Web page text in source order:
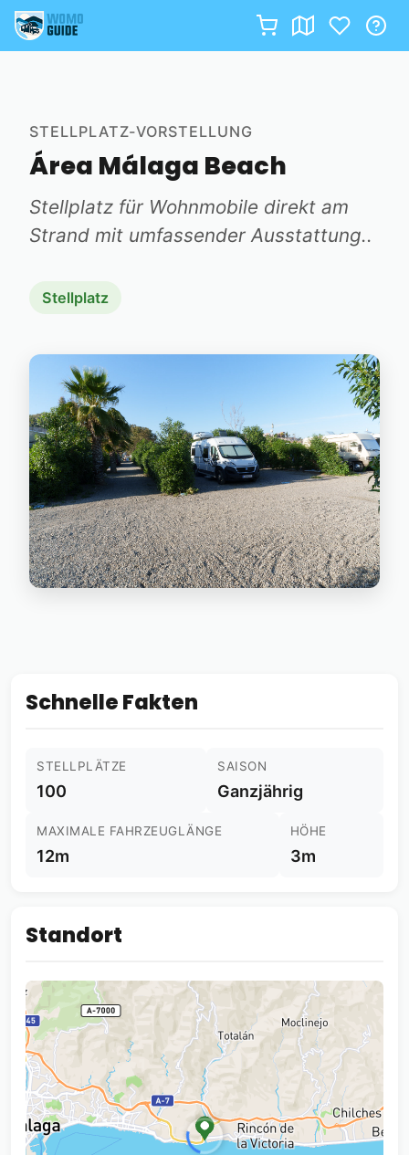
STELLPLATZ-VORSTELLUNG
Área Málaga Beach
Stellplatz für Wohnmobile direkt am
Strand mit umfassender Ausstattung..
Stellplatz
Schnelle Fakten
STELLPLÄTZE
100
SAISON
Ganzjährig
MAXIMALE FAHRZEUGLÄNGE
12m
HÖHE
3m
Standort